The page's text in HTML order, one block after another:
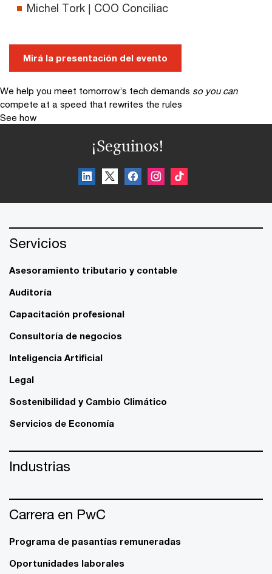
Michel Tork | COO Conciliac
Mirá la presentación del evento
We help you meet tomorrow’s tech demands so you can
compete at a speed that rewrites the rules
See how
¡Seguinos!
Servicios
Asesoramiento tributario y contable
Auditoría
Capacitación profesional
Consultoría de negocios
Inteligencia Artificial
Legal
Sostenibilidad y Cambio Climático
Servicios de Economía
Industrias
Carrera en PwC
Programa de pasantías remuneradas
Oportunidades laborales